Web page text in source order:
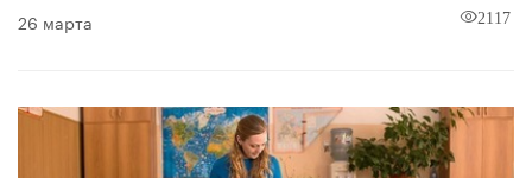
26 марта 2117